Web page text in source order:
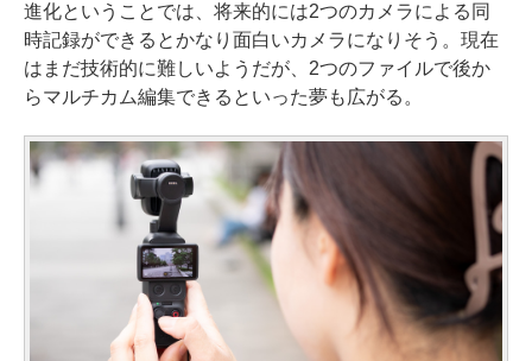
進化ということでは、将来的には2つのカメラによる同
時記録ができるとかなり面白いカメラになりそう。現在
はまだ技術的に難しいようだが、2つのファイルで後か
らマルチカム編集できるといった夢も広がる。